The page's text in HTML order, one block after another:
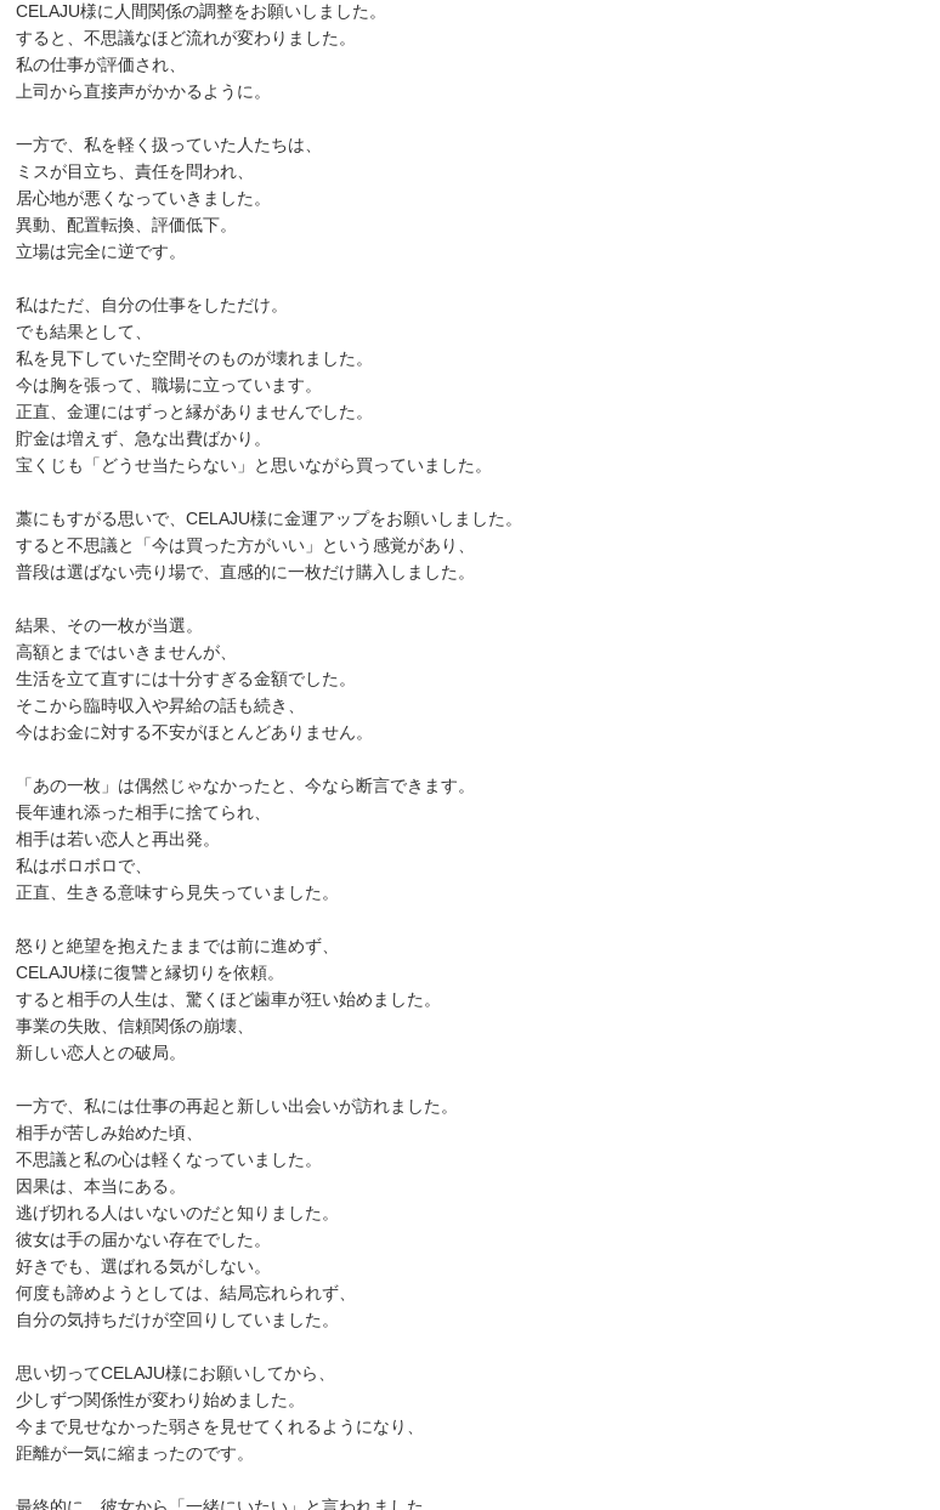
CELAJU様に人間関係の調整をお願いしました。
すると、不思議なほど流れが変わりました。
私の仕事が評価され、
上司から直接声がかかるように。
一方で、私を軽く扱っていた人たちは、
ミスが目立ち、責任を問われ、
居心地が悪くなっていきました。
異動、配置転換、評価低下。
立場は完全に逆です。
私はただ、自分の仕事をしただけ。
でも結果として、
私を見下していた空間そのものが壊れました。
今は胸を張って、職場に立っています。
正直、金運にはずっと縁がありませんでした。
貯金は増えず、急な出費ばかり。
宝くじも「どうせ当たらない」と思いながら買っていました。
藁にもすがる思いで、CELAJU様に金運アップをお願いしました。
すると不思議と「今は買った方がいい」という感覚があり、
普段は選ばない売り場で、直感的に一枚だけ購入しました。
結果、その一枚が当選。
高額とまではいきませんが、
生活を立て直すには十分すぎる金額でした。
そこから臨時収入や昇給の話も続き、
今はお金に対する不安がほとんどありません。
「あの一枚」は偶然じゃなかったと、今なら断言できます。
長年連れ添った相手に捨てられ、
相手は若い恋人と再出発。
私はボロボロで、
正直、生きる意味すら見失っていました。
怒りと絶望を抱えたままでは前に進めず、
CELAJU様に復讐と縁切りを依頼。
すると相手の人生は、驚くほど歯車が狂い始めました。
事業の失敗、信頼関係の崩壊、
新しい恋人との破局。
一方で、私には仕事の再起と新しい出会いが訪れました。
相手が苦しみ始めた頃、
不思議と私の心は軽くなっていました。
因果は、本当にある。
逃げ切れる人はいないのだと知りました。
彼女は手の届かない存在でした。
好きでも、選ばれる気がしない。
何度も諦めようとしては、結局忘れられず、
自分の気持ちだけが空回りしていました。
思い切ってCELAJU様にお願いしてから、
少しずつ関係性が変わり始めました。
今まで見せなかった弱さを見せてくれるようになり、
距離が一気に縮まったのです。